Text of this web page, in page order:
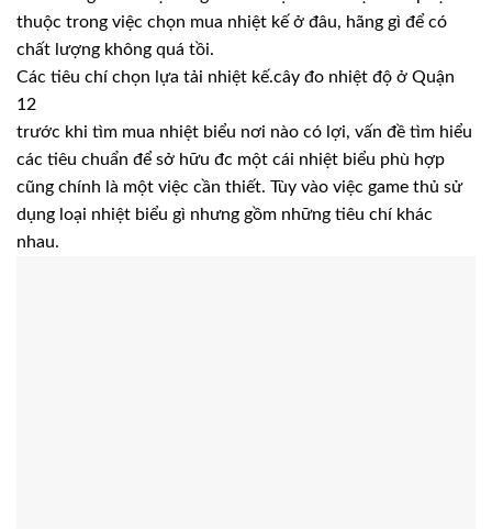
thuộc trong việc chọn mua nhiệt kế ở đâu, hãng gì để có
chất lượng không quá tồi.
Các tiêu chí chọn lựa tải nhiệt kế.cây đo nhiệt độ ở Quận
12
trước khi tìm mua nhiệt biểu nơi nào có lợi, vấn đề tìm hiểu
các tiêu chuẩn để sở hữu đc một cái nhiệt biểu phù hợp
cũng chính là một việc cần thiết. Tùy vào việc game thủ sử
dụng loại nhiệt biểu gì nhưng gồm những tiêu chí khác
nhau.